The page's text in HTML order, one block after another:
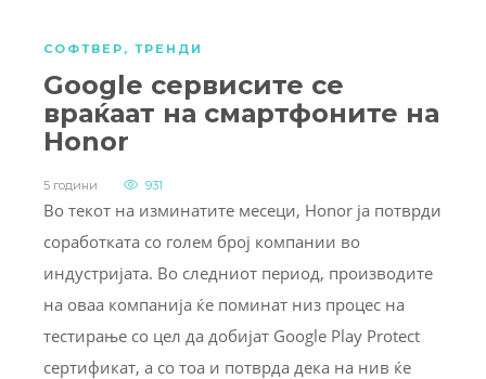
СОФТВЕР , ТРЕНДИ
Google сервисите се
враќаат на смартфоните на
Honor
5 години 931
Во текот на изминатите месеци, Honor ја потврди
соработката со голем број компании во
индустријата. Во следниот период, производите
на оваа компанија ќе поминат низ процес на
тестирање со цел да добијат Google Play Protect
сертификат, а со тоа и потврда дека на нив ќе